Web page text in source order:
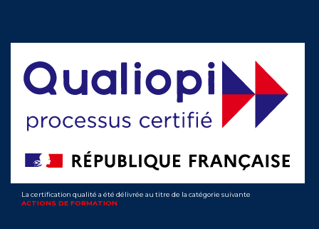
La certification qualité a été délivrée au titre de la catégorie suivante
ACTIONS DE FORMATION